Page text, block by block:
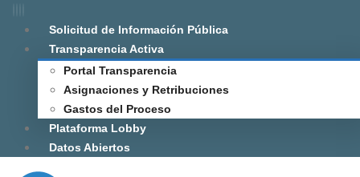
Solicitud de Información Pública
Transparencia Activa
Portal Transparencia
Asignaciones y Retribuciones
Gastos del Proceso
Plataforma Lobby
Datos Abiertos